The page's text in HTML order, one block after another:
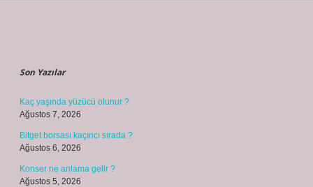
Son Yazılar
Kaç yaşında yüzücü olunur ?
Ağustos 7, 2026
Bitget borsası kaçıncı sırada ?
Ağustos 6, 2026
Konser ne anlama gelir ?
Ağustos 5, 2026